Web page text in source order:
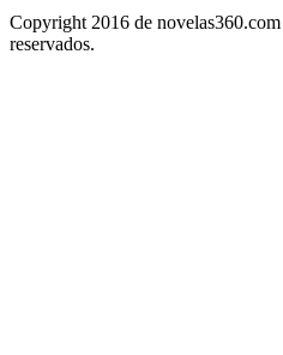
Copyright 2016 de
reservados.